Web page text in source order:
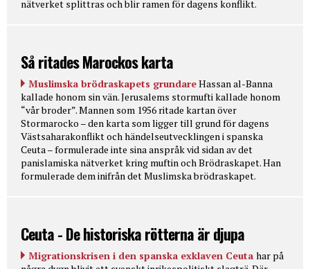
nätverket splittras och blir ramen för dagens konflikt.
Så ritades Marockos karta
Muslimska brödraskapets grundareHassan al-Banna
kallade honom sin vän. Jerusalems stormufti kallade honom
“vår broder”. Mannen som 1956 ritade kartan över
Stormarocko – den karta som ligger till grund för dagens
Västsaharakonflikt och händelseutvecklingen i spanska
Ceuta – formulerade inte sina anspråk vid sidan av det
panislamiska nätverket kring muftin och Brödraskapet. Han
formulerade dem inifrån det Muslimska brödraskapet.
Ceuta - De historiska rötterna är djupa
Migrationskrisen i den spanska exklaven Ceuta har på